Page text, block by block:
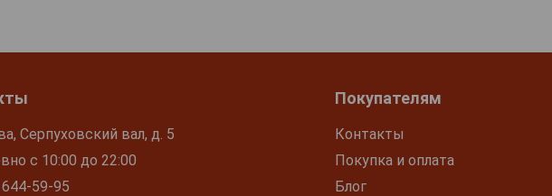
Серпуховский вал, д. 5
с 10:00 до 22:00
59-95
Покупателям
Контакты
Покупка и оплата
Блог